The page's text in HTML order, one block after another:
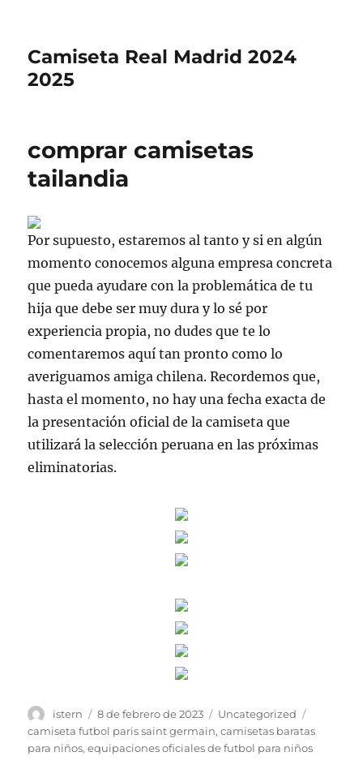
Camiseta Real Madrid 2024
2025
comprar camisetas
tailandia
Por supuesto, estaremos al tanto y si en algún
momento conocemos alguna empresa concreta
que pueda ayudare con la problemática de tu
hija que debe ser muy dura y lo sé por
experiencia propia, no dudes que te lo
comentaremos aquí tan pronto como lo
averiguamos amiga chilena. Recordemos que,
hasta el momento, no hay una fecha exacta de
la presentación oficial de la camiseta que
utilizará la selección peruana en las próximas
eliminatorias.
Autor
istern
Publicado
el
8 de febrero de 2023 Categorías
Uncategorized
camiseta futbol paris saint germain,camisetas baratas
para niños,equipaciones oficiales de futbol para niños